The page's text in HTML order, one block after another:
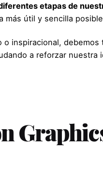
etapas de
más útil y sencilla
inspiracional,
a reforzar nuestra